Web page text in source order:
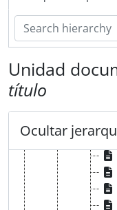
Unidad
título
Ocultar